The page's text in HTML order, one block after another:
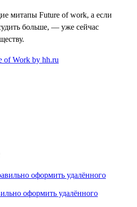
митапы Future of work, а если
больше, — уже сейчас
of Work by hh.ru
оформить удалённого